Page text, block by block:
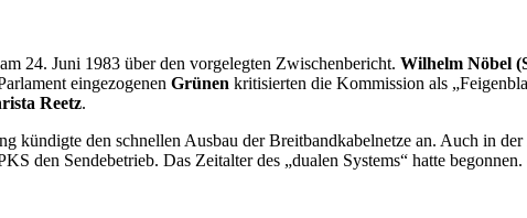
24. Juni 1983 über den vorgelegten Zwischenbericht. Wilhelm Nöbel
eingezogenen Grünen kritisierten die Kommission als
Reetz.
kündigte den schnellen Ausbau der Breitbandkabelnetze an. Auch in
den Sendebetrieb. Das Zeitalter des „dualen Systems“ hatte begonnen.